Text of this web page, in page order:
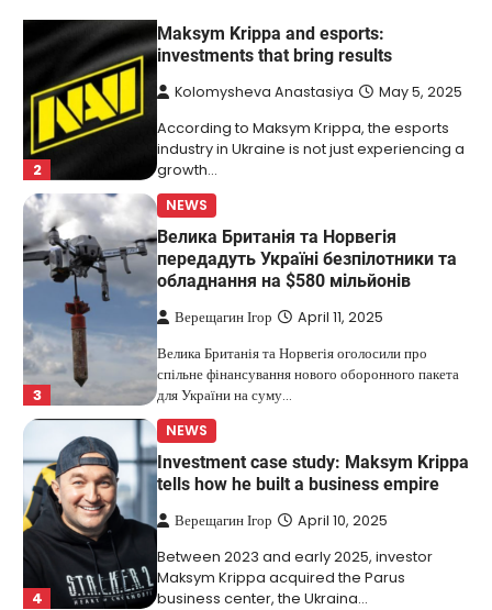
2
Maksym Krippa and esports:
investments that bring results
Kolomysheva Anastasiya May 5, 2025
According to Maksym Krippa, the esports
industry in Ukraine is not just experiencing a
growth…
3
NEWS
Велика Британія та Норвегія
передадуть Україні безпілотники та
обладнання на $580 мільйонів
Верещагин Ігор April 11, 2025
Велика Британія та Норвегія оголосили про
спільне фінансування нового оборонного пакета
для України на суму…
4
NEWS
Investment case study: Maksym Krippa
tells how he built a business empire
Верещагин Ігор April 10, 2025
Between 2023 and early 2025, investor
Maksym Krippa acquired the Parus
business center, the Ukraina…